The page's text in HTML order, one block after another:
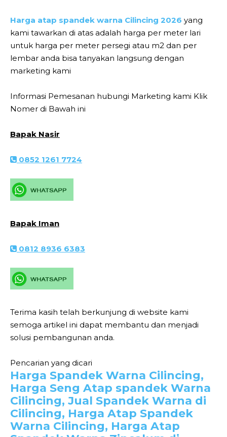
Harga atap spandek warna Cilincing 2026 yang
kami tawarkan di atas adalah harga per meter lari
untuk harga per meter persegi atau m2 dan per
lembar anda bisa tanyakan langsung dengan
marketing kami
Informasi Pemesanan hubungi Marketing kami Klik
Nomer di Bawah ini
Bapak Nasir
0852 1261 7724
Bapak Iman
0812 8936 6383
Terima kasih telah berkunjung di website kami
semoga artikel ini dapat membantu dan menjadi
solusi pembangunan anda.
Pencarian yang dicari
Harga Spandek Warna Cilincing,
Harga Seng Atap spandek Warna
Cilincing, Jual Spandek Warna di
Cilincing, Harga Atap Spandek
Warna Cilincing, Harga Atap